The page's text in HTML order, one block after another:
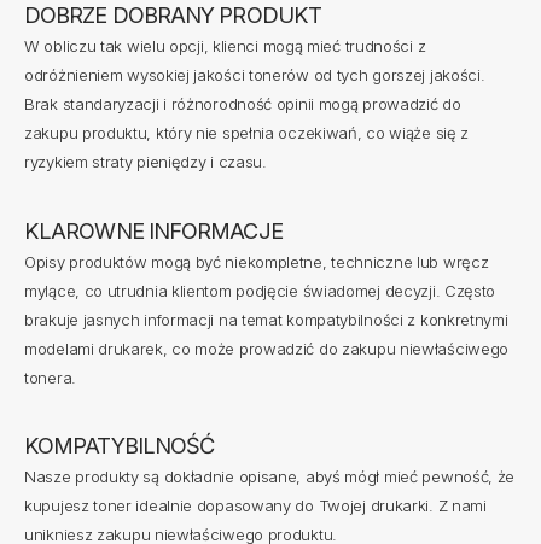
DOBRZE DOBRANY PRODUKT
W obliczu tak wielu opcji, klienci mogą mieć trudności z
odróżnieniem wysokiej jakości tonerów od tych gorszej jakości.
Brak standaryzacji i różnorodność opinii mogą prowadzić do
zakupu produktu, który nie spełnia oczekiwań, co wiąże się z
ryzykiem straty pieniędzy i czasu.
KLAROWNE INFORMACJE
Opisy produktów mogą być niekompletne, techniczne lub wręcz
mylące, co utrudnia klientom podjęcie świadomej decyzji. Często
brakuje jasnych informacji na temat kompatybilności z konkretnymi
modelami drukarek, co może prowadzić do zakupu niewłaściwego
tonera.
KOMPATYBILNOŚĆ
Nasze produkty są dokładnie opisane, abyś mógł mieć pewność, że
kupujesz toner idealnie dopasowany do Twojej drukarki. Z nami
unikniesz zakupu niewłaściwego produktu.